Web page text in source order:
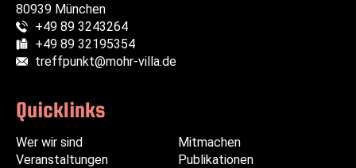
80939 München
Telefon:
+49 89 3243264
Fax:
+49 89 32195354
E-Mail:
treffpunkt@mohr-villa.de
Quicklinks
überspringen
Wer wir sind
Veranstaltungenüberspringen
Mitmachen
Publikationen